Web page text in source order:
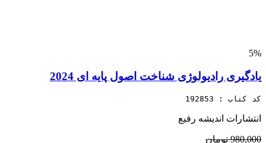
5%
یادگیری رادیولوژی شناخت اصول پایه ای 2024
کد کتاب : 192853
انتشارات اندیشه رفیع
980,000 تومان